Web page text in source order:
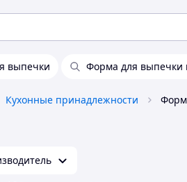
выпечки Форма для выпечки
Кухонные принадлежности